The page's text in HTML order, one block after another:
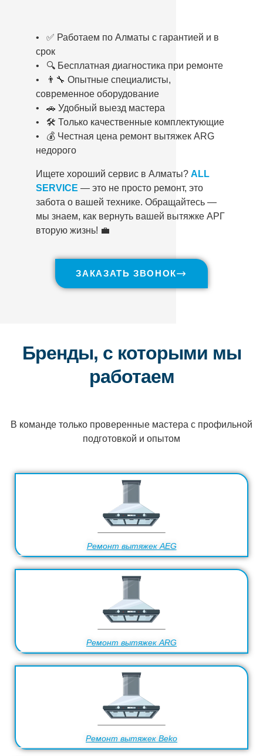
• ✅ Работаем по Алматы с гарантией и в
срок
• 🔍 Бесплатная диагностика при ремонте
• 👨‍🔧 Опытные специалисты,
современное оборудование
• 🚗 Удобный выезд мастера
• 🛠️ Только качественные комплектующие
• 💰 Честная цена ремонт вытяжек ARG
недорого
Ищете хороший сервис в Алматы? ALL
SERVICE — это не просто ремонт, это
забота о вашей технике. Обращайтесь —
мы знаем, как вернуть вашей вытяжке АРГ
вторую жизнь! 💼
ЗАКАЗАТЬ ЗВОНОК
Бренды, с которыми мы
работаем
В команде только проверенные мастера с профильной
подготовкой и опытом
Ремонт вытяжек AEG
Ремонт вытяжек ARG
Ремонт вытяжек Beko